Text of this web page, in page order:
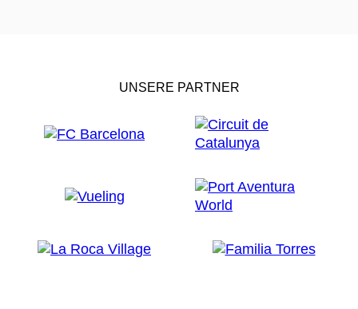
UNSERE PARTNER